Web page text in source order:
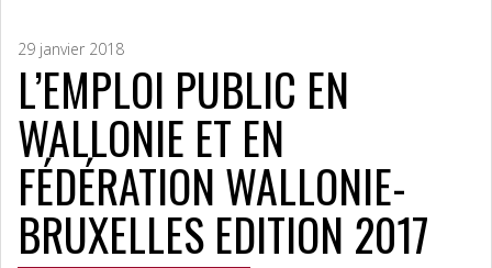
29 janvier 2018
L’EMPLOI PUBLIC EN
WALLONIE ET EN
FÉDÉRATION WALLONIE-
BRUXELLES EDITION 2017